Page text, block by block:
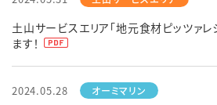
土山サービスエリア「地元食材ピッツァレ
ます！
2024.05.28